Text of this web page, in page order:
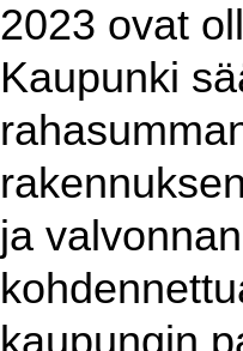
2023 ovat
Kaupunki
ja
kaupungin